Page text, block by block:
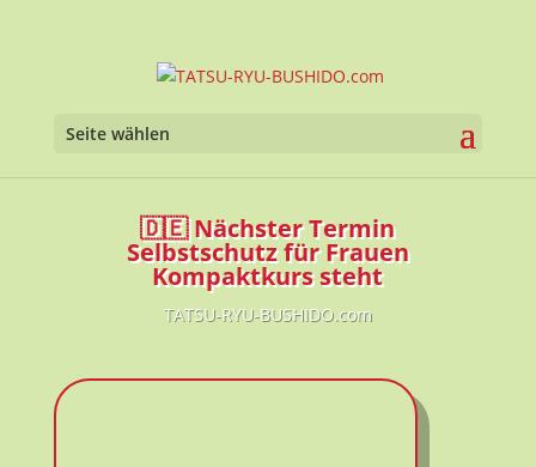
Seite wählen
🇩🇪 Nächster Termin
Selbstschutz für Frauen
Kompaktkurs steht
TATSU-RYU-BUSHIDO.com